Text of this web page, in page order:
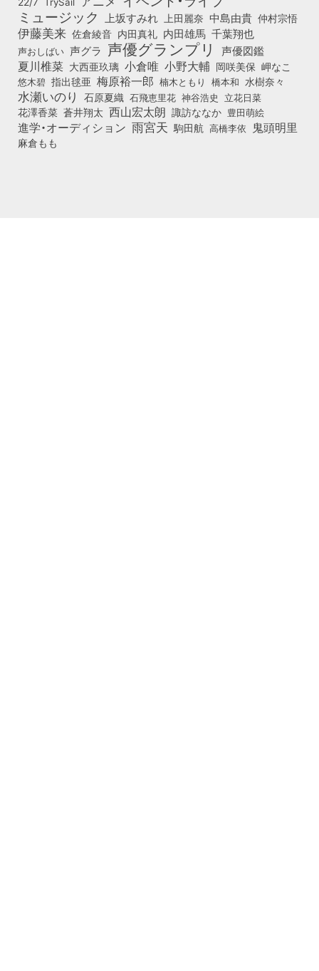
ミュージック 上坂すみれ 上田麗奈 中島由貴 仲村宗悟
伊藤美来 佐倉綾音 内田真礼 内田雄馬 千葉翔也
声おしばい 声グラ 声優グランプリ 声優図鑑
夏川椎菜 大西亜玖璃 小倉唯 小野大輔 岡咲美保 岬なこ
悠木碧 指出毬亜 梅原裕一郎 楠木ともり 橋本和 水樹奈々
水瀬いのり 石原夏織 石飛恵里花 神谷浩史 立花日菜
花澤香菜 蒼井翔太 西山宏太朗 諏訪ななか 豊田萌絵
進学・オーディション 雨宮天 駒田航 高橋李依 鬼頭明里
麻倉もも